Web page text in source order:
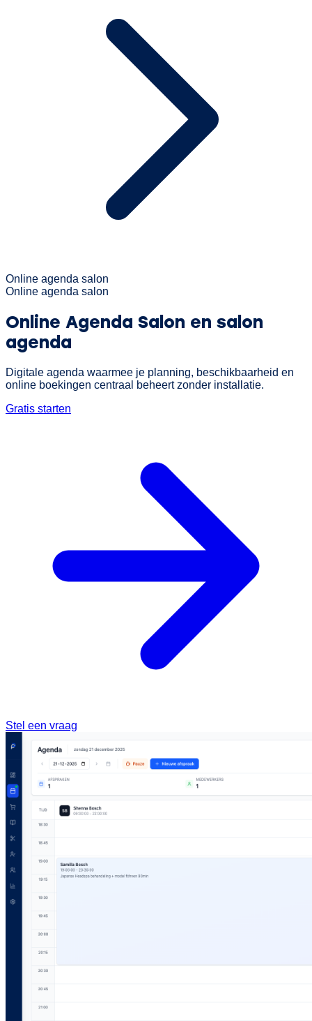
Online agenda salon
Online agenda salon
Online Agenda Salon en salon
agenda
Digitale agenda waarmee je planning, beschikbaarheid en
online boekingen centraal beheert zonder installatie.
Gratis starten
Stel een vraag